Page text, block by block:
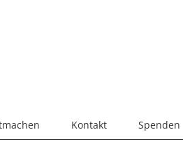
Kontakt Spenden